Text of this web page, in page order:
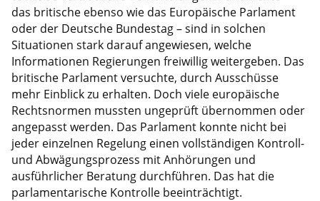
das britische ebenso wie das Europäische Parlament
oder der Deutsche Bundestag – sind in solchen
Situationen stark darauf angewiesen, welche
Informationen Regierungen freiwillig weitergeben. Das
britische Parlament versuchte, durch Ausschüsse
mehr Einblick zu erhalten. Doch viele europäische
Rechtsnormen mussten ungeprüft übernommen oder
angepasst werden. Das Parlament konnte nicht bei
jeder einzelnen Regelung einen vollständigen Kontroll-
und Abwägungsprozess mit Anhörungen und
ausführlicher Beratung durchführen. Das hat die
parlamentarische Kontrolle beeinträchtigt.